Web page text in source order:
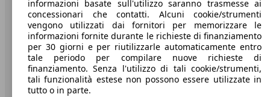
Stampa
Media
Condizioni generali
Informazioni
informazioni basate sull'utilizzo saranno trasmesse ai
concessionari che contatti. Alcuni cookie/strumenti
vengono utilizzati dai fornitori per memorizzare le
informazioni fornite durante le richieste di finanziamento
per 30 giorni e per riutilizzarle automaticamente entro
tale periodo per compilare nuove richieste di
finanziamento. Senza l'utilizzo di tali cookie/strumenti,
tali funzionalità estese non possono essere utilizzate in
tutto o in parte.